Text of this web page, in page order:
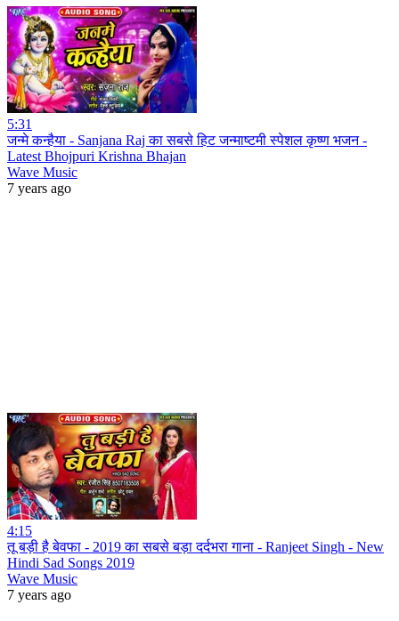
5:31
जन्मे कन्हैया - Sanjana Raj का सबसे हिट जन्माष्टमी स्पेशल कृष्ण भजन -
Latest Bhojpuri Krishna Bhajan
Wave Music
7 years ago
4:15
तू बड़ी है बेवफा - 2019 का सबसे बड़ा दर्दभरा गाना - Ranjeet Singh - New
Hindi Sad Songs 2019
Wave Music
7 years ago